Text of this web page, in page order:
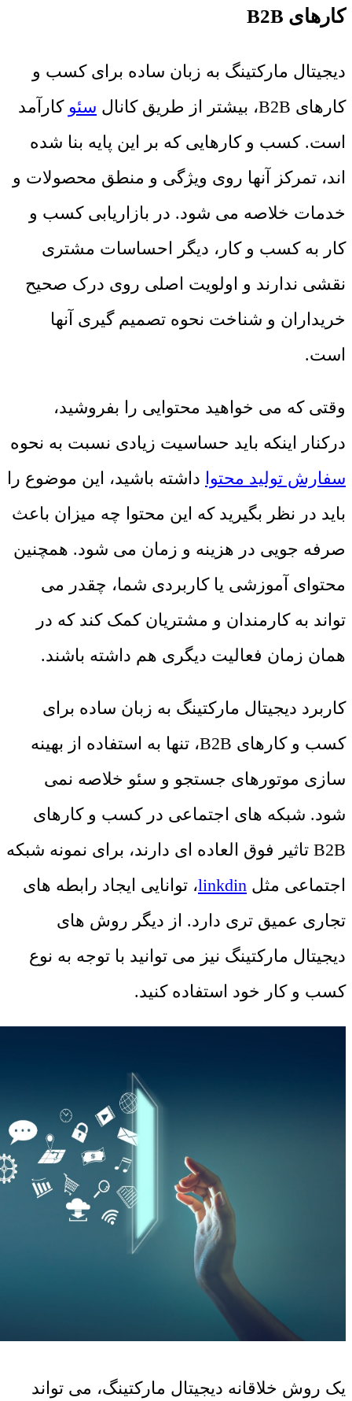
کارهای B2B
دیجیتال مارکتینگ به زبان ساده برای کسب و
کارهای B2B، بیشتر از طریق کانال
سئو کارآمد
است. کسب و کارهایی که بر این پایه بنا شده
اند، تمرکز آنها روی ویژگی و منطق محصولات و
خدمات خلاصه می شود. در بازاریابی کسب و
کار به کسب و کار، دیگر احساسات مشتری
نقشی ندارند و اولویت اصلی روی درک صحیح
خریداران و شناخت نحوه تصمیم گیری آنها
است.
وقتی که می خواهید محتوایی را بفروشید،
درکنار اینکه باید حساسیت زیادی نسبت به نحوه
سفارش تولید محتوا داشته باشید، این موضوع را
باید در نظر بگیرید که این محتوا چه میزان باعث
صرفه جویی در هزینه و زمان می شود. همچنین
محتوای آموزشی یا کاربردی شما، چقدر می
تواند به کارمندان و مشتریان کمک کند که در
همان زمان فعالیت دیگری هم داشته باشند.
کاربرد دیجیتال مارکتینگ به زبان ساده برای
کسب و کارهای B2B، تنها به استفاده از بهینه
سازی موتورهای جستجو و سئو خلاصه نمی
شود. شبکه های اجتماعی در کسب و کارهای
B2B تاثیر فوق العاده ای دارند، برای نمونه شبکه
اجتماعی مثل linkdin، توانایی ایجاد رابطه های
تجاری عمیق تری دارد. از دیگر روش های
دیجیتال مارکتینگ نیز می توانید با توجه به نوع
کسب و کار خود استفاده کنید.
یک روش خلاقانه دیجیتال مارکتینگ، می تواند